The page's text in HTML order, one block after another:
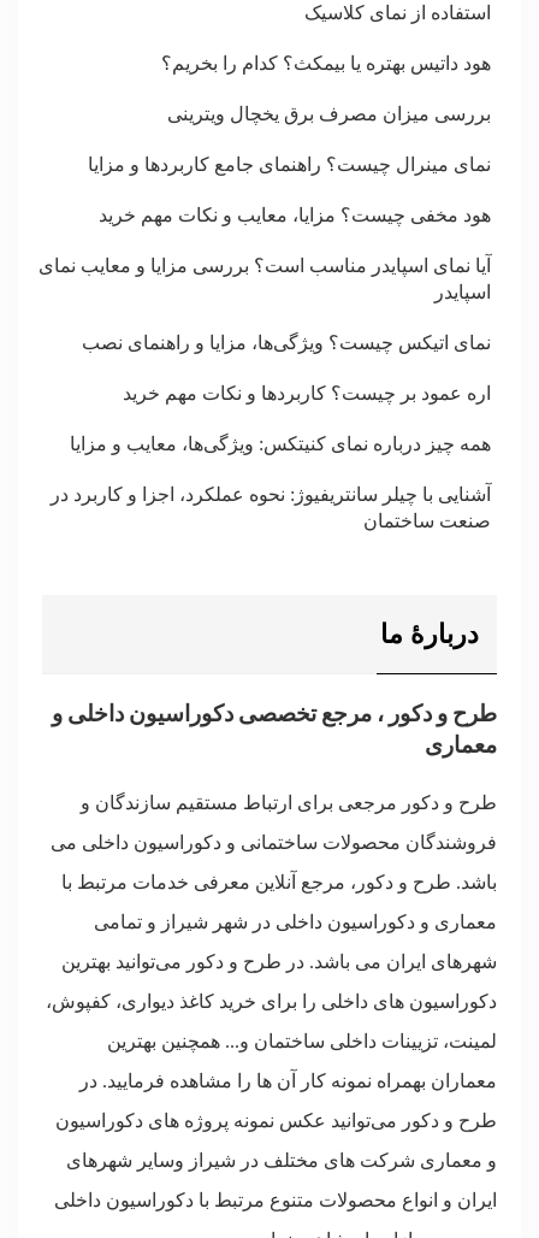
استفاده از نمای کلاسیک
هود داتیس بهتره یا بیمکث؟ کدام را بخریم؟
بررسی میزان مصرف برق یخچال ویترینی
نمای مینرال چیست؟ راهنمای جامع کاربردها و مزایا
هود مخفی چیست؟ مزایا، معایب و نکات مهم خرید
آیا نمای اسپایدر مناسب است؟ بررسی مزایا و معایب نمای
اسپایدر
نمای اتیکس چیست؟ ویژگی‌ها، مزایا و راهنمای نصب
اره عمود بر چیست؟ کاربردها و نکات مهم خرید
همه چیز درباره نمای کنیتکس: ویژگی‌ها، معایب و مزایا
آشنایی با چیلر سانتریفیوژ: نحوه عملکرد، اجزا و کاربرد در
صنعت ساختمان
دربارۀ ما
طرح و دکور ، مرجع تخصصی دکوراسیون داخلی و
معماری
طرح و دکور مرجعی برای ارتباط مستقیم سازندگان و
فروشندگان محصولات ساختمانی و دکوراسیون داخلی می
باشد. طرح و دکور، مرجع آنلاین معرفی خدمات مرتبط با
معماری و دکوراسیون داخلی در شهر شیراز و تمامی
شهرهای ایران می باشد. در طرح و دکور می‌توانید بهترین
دکوراسیون های داخلی را برای خرید کاغذ دیواری، کفپوش،
لمینت، تزیینات داخلی ساختمان و... همچنین بهترین
معماران بهمراه نمونه کار آن ها را مشاهده فرمایید. در
طرح و دکور می‌توانید عکس نمونه پروژه های دکوراسیون
و معماری شرکت های مختلف در شیراز وسایر شهرهای
ایران و انواع محصولات متنوع مرتبط با دکوراسیون داخلی